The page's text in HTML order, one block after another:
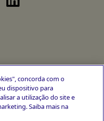
concorda com o
dispositivo para
a utilização do site e
Saiba mais na